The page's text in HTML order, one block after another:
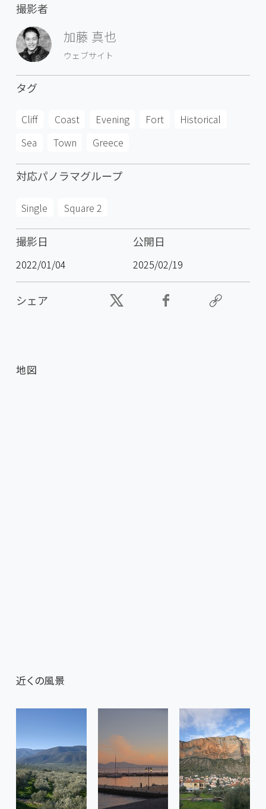
撮影者
加藤 真也
ウェブサイト
タグ
Cliff Coast Evening Fort
Historical
Sea
Town Greece
対応パノラマグループ
Single Square 2
撮影日
2022/01/04
公開日
2025/02/19
シェア
地図
近くの風景